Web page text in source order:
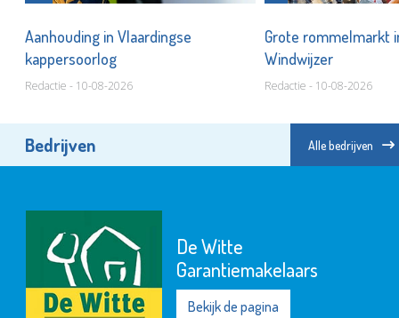
Aanhouding in Vlaardingse
kappersoorlog
Redactie - 10-08-2026
Grote rommelmarkt
Windwijzer
Redactie - 10-08-2026
Bedrijven Alle bedrijven
De Witte
Garantiemakelaars
Bekijk de pagina